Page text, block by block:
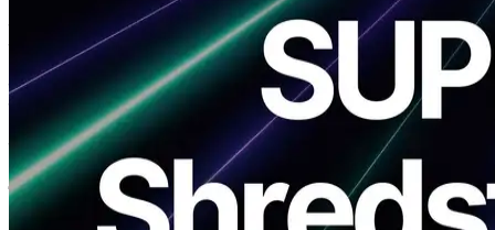
दुनिया के सबसे तेज 5.7GHz को जोड़कर CPU एक शून्य दूरी नेटवर्क के
साथ, ERPC स्ट्रीमिंग बुनियादी सुविधाओं का उच्चतम स्तर प्रदान करता है
Solana उत्पादन वातावरण।
विशेष रूप से उपलब्ध है Frankfurtजबकि प्रीमियम को प्रमुख क्षेत्रों में तैनात
किया जाता है, जिसमें शामिल हैं Amsterdam, Frankfurt, London, New
York, और Singapore, एक साथ Tokyo वर्तमान में तैयारी में क्षेत्र।
हम ईमानदारी से आपके निरंतर समर्थन के लिए धन्यवाद।
उत्पाद अवलोकन और पोजिशनिंग